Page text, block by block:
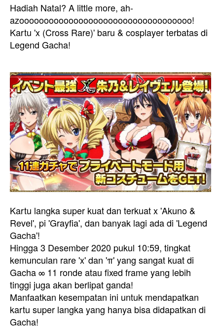
Hadiah Natal? A little more, ah-
azooooooooooooooooooooooooooooooooooo!
Kartu 'x (Cross Rare)' baru & cosplayer terbatas di
Legend Gacha!
Kartu langka super kuat dan terkuat x 'Akuno &
Revel', pi 'Grayfia', dan banyak lagi ada di 'Legend
Gacha'!
Hingga 3 Desember 2020 pukul 10:59, tingkat
kemunculan rare 'x' dan 'π' yang sangat kuat di
Gacha ∞ 11 ronde atau fixed frame yang lebih
tinggi juga akan berlipat ganda!
Manfaatkan kesempatan ini untuk mendapatkan
kartu super langka yang hanya bisa didapatkan di
Gacha!